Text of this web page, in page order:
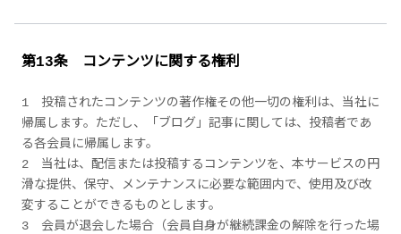
第13条 コンテンツに関する権利
1 投稿されたコンテンツの著作権その他一切の権利は、当社に
帰属します。ただし、「ブログ」記事に関しては、投稿者であ
る各会員に帰属します。
2 当社は、配信または投稿するコンテンツを、本サービスの円
滑な提供、保守、メンテナンスに必要な範囲内で、使用及び改
変することができるものとします。
3 会員が退会した場合（会員自身が継続課金の解除を行った場